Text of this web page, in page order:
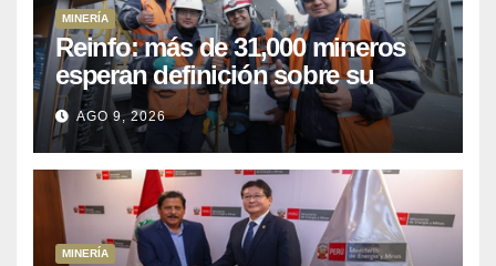
MINERÍA
Reinfo: más de 31,000 mineros
esperan definición sobre su
proceso de formalización
AGO 9, 2026
MINERÍA